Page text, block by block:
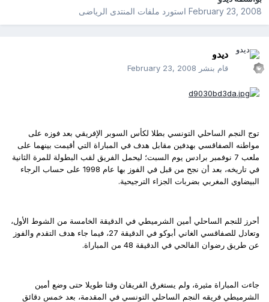
February 23, 2008استورد ملفات المنتدى الرياضى
ديدو
قام بنشر February 23, 2008
توج النجم الساحلي التونسي بطلا لكأس السوبر الإفريقي بعد فوزه على
مواطنه الصفاقسي بهدفين مقابل هدف في المباراة التي أقيمت بينهما على
ملعب 7 نوفمبر برادس يوم السبت؛ ليحمل الفريق لقب البطولة للمرة الثانية
في تاريخه، بعد أن نجح من قبل في الفوز بها عام 1998 على حساب الرجاء
البيضاوي المغربي بضربات الجزاء الترجيحية.
أحرز للنجم الساحلي أمين الشرميطي في الدقيقة الخامسة من الشوط الأول،
وتعادل للصفاقسي الغاني أبوكو في الدقيقة 27، فيما جاء هدف التقدم والفوز
عن طريق رضوان الفالحي في الدقيقة 48 من المباراة.
جاءت المباراة مثيرة، ولم يستغرق الفريقان وقتا طويلا حتى وضع أمين
الشرميطي فريقه النجم الساحلي التونسي في المقدمة، بعد خمس دقائق